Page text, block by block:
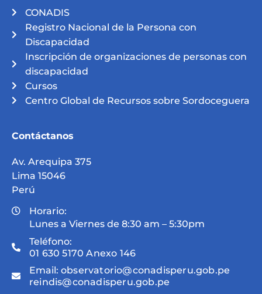
CONADIS
Registro Nacional de la Persona con
Discapacidad
Inscripción de organizaciones de personas con
discapacidad
Cursos
Centro Global de Recursos sobre Sordoceguera
Contáctanos
Av. Arequipa 375
Lima 15046
Perú
Horario:
Lunes a Viernes de 8:30 am – 5:30pm
Teléfono:
01 630 5170 Anexo 146
Email: observatorio@conadisperu.gob.pe
reindis@conadisperu.gob.pe